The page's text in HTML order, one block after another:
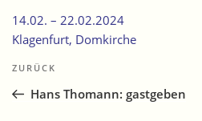
14.02. – 22.02.2024
Klagenfurt, Domkirche
Beitragsnavigation
Vorheriger
Beitrag
ZURÜCK
Hans Thomann: gastgeben